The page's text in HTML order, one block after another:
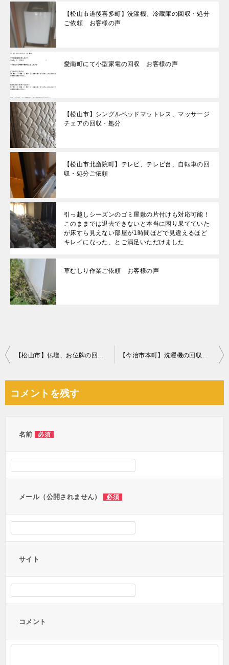
【松山市道後喜多町】洗濯機、冷蔵庫の回収・処分
ご依頼 お客様の声
愛南町にて小型家電の回収 お客様の声
【松山市】シングルベッドマットレス、マッサージ
チェアの回収・処分
【松山市北斎院町】テレビ、テレビ台、自転車の回
収・処分ご依頼
引っ越しシーズンのゴミ屋敷の片付けも対応可能！
このままでは退去できないと本当に困り果てていた
が床すら見えない部屋が1時間ほどで見違えるほど
キレイになった、とご満足いただけました
草むしり作業ご依頼 お客様の声
投
ビ
【松山市】仏壇、お位牌の回収・処分ご依頼 お客様の声 【今治市本町】洗濯機の回収・処分ご依頼 お客様の声
コメントを残す
名前 必須
メール（公開されません） 必須
サイト
コメント